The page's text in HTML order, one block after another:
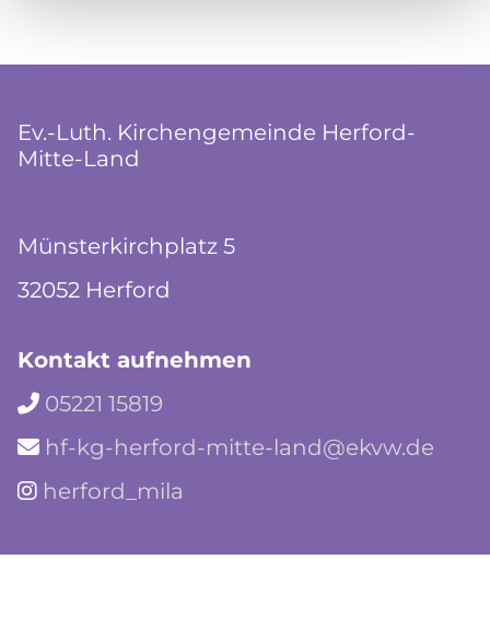
Ev.-Luth. Kirchengemeinde Herford-
Mitte-Land
Münsterkirchplatz 5
32052 Herford
Kontakt aufnehmen
 05221 15819
 hf-kg-herford-mitte-land@ekvw.de
 herford_mila